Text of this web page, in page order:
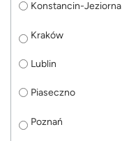
Konstancin-Jeziorna
Kraków
Lublin
Piaseczno
Poznań